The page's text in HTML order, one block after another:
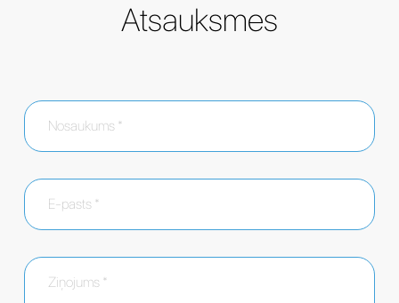
Atsauksmes